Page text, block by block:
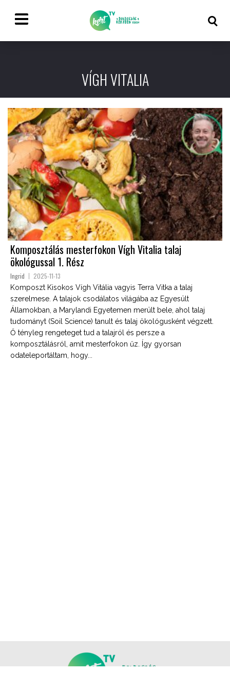
VÍGH VITALIA
Komposztálás mesterfokon Vígh Vitalia talaj
ökológussal 1. Rész
Ingrid 2025-11-13
Komposzt Kisokos Vígh Vitália vagyis Terra Vitka a talaj
szerelmese. A talajok csodálatos világába az Egyesült
Államokban, a Marylandi Egyetemen merült bele, ahol talaj
tudományt (Soil Science) tanult és talaj ökológusként végzett.
Ő tényleg rengeteget tud a talajról és persze a
komposztálásról, amit mesterfokon űz. Így gyorsan
odateleportáltam, hogy...